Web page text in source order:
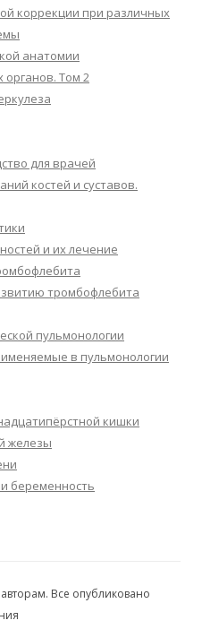
коррекции при различных
анатомии
Том 2
для врачей
костей и суставов.
и их лечение
тромбофлебита
пульмонологии
в пульмонологии
кишки
железы
беременность
Все опубликовано